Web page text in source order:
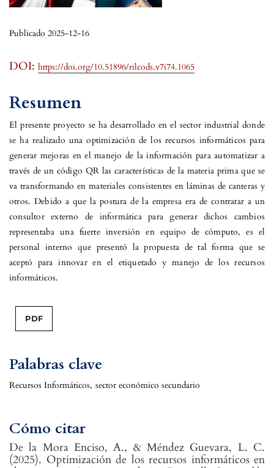
DOI: https://doi.org/10.51896/rilcods.v7i74.1065
Publicado 2025-12-16
Palabras clave
Recursos Informáticos, sector económico secundario
Cómo citar
De la Mora Enciso, A., & Méndez Guevara, L. C.
(2025). Optimización de los recursos informáticos en
Resumen
El presente proyecto se ha desarrollado en el sector industrial donde
se ha realizado una optimización de los recursos informáticos para
generar mejoras en el manejo de la información para automatizar a
través de un código QR las características de la materia prima que se
va transformando en materiales consistentes en láminas de canteras y
otros. Debido a que la postura de la empresa era de contratar a un
consultor externo de informática para generar dichos cambios
representaba una fuerte inversión en equipo de cómputo, es el
personal interno que presentó la propuesta de tal forma que se
aceptó para innovar en el etiquetado y manejo de los recursos
informáticos.
PDF